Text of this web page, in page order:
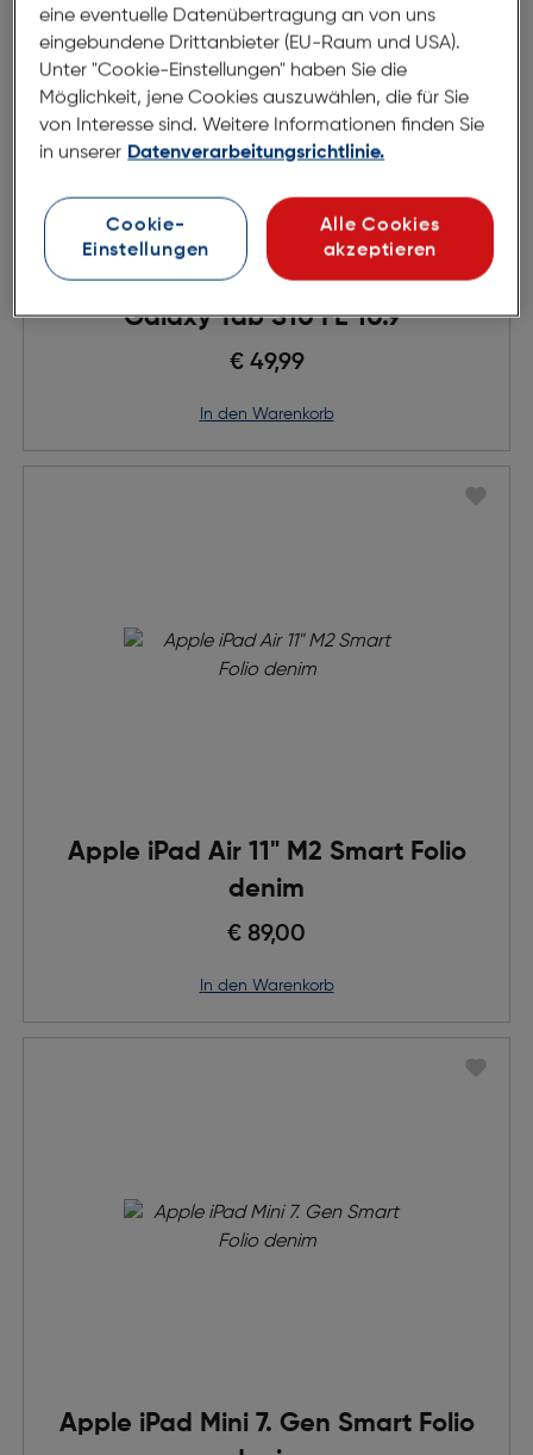
Hama Book Fold Clear Samsung
Galaxy Tab S10 FE 10.9"
€ 49,99
in den Warenkorb
Apple iPad Air 11" M2 Smart Folio
denim
€ 89,00
in den Warenkorb
Apple iPad Mini 7. Gen Smart Folio
eine eventuelle Datenübertragung an von uns
eingebundene Drittanbieter (EU-Raum und USA).
Unter "Cookie-Einstellungen" haben Sie die
Möglichkeit, jene Cookies auszuwählen, die für Sie
von Interesse sind. Weitere Informationen finden Sie
in unserer Datenverarbeitungsrichtlinie.
Cookie-
Einstellungen
Alle Cookies
akzeptieren